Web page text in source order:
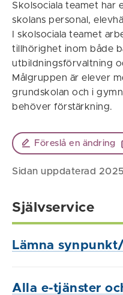
Skolsociala teamet har
skolans personal,
I skolsociala teamet
tillhörighet inom både
utbildningsförvaltning
Målgruppen är elever
grundskolan och i
behöver förstärkning.
Föreslå en ändring
Sidan uppdaterad
Självservice
Lämna
Alla e-tjänster